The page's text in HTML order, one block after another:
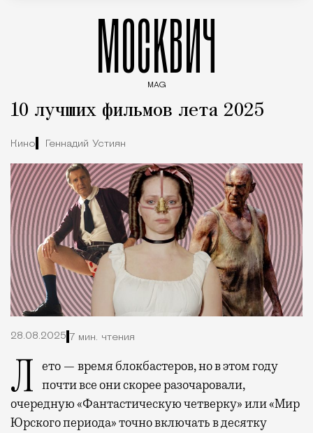
МОСКВИЧ
MAG
10 лучших фильмов лета 2025
Кино Геннадий Устиян
28.08.2025 7 мин. чтения
Лето — время блокбастеров, но в этом году почти все они скорее разочаровали,
очередную «Фантастическую четверку» или «Мир
Юрского периода» точно включать в десятку